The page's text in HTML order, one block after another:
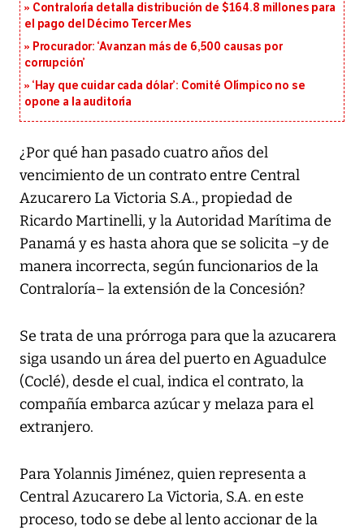
Contraloría detalla distribución de $164.8 millones para
el pago del Décimo Tercer Mes
Procurador: ‘Avanzan más de 6,500 causas por
corrupción’
‘Hay que cuidar cada dólar’: Comité Olímpico no se
opone a la auditoría
¿Por qué han pasado cuatro años del
vencimiento de un contrato entre Central
Azucarero La Victoria S.A., propiedad de
Ricardo Martinelli, y la Autoridad Marítima de
Panamá y es hasta ahora que se solicita –y de
manera incorrecta, según funcionarios de la
Contraloría– la extensión de la Concesión?
Se trata de una prórroga para que la azucarera
siga usando un área del puerto en Aguadulce
(Coclé), desde el cual, indica el contrato, la
compañía embarca azúcar y melaza para el
extranjero.
Para Yolannis Jiménez, quien representa a
Central Azucarero La Victoria, S.A. en este
proceso, todo se debe al lento accionar de la